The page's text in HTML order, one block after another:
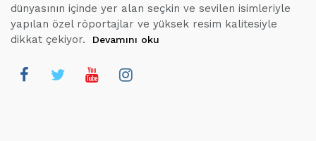
dünyasının içinde yer alan seçkin ve sevilen isimleriyle
yapılan özel röportajlar ve yüksek resim kalitesiyle
dikkat çekiyor.
Devamını oku